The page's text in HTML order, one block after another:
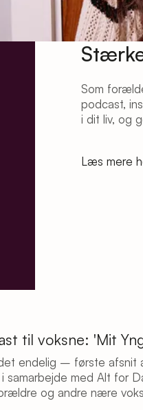
Som
podcast,
i dit liv, og
Læs mere
til voksne: 'Mit
endelig – første afsnit
samarbejde med Alt for
og andre nære